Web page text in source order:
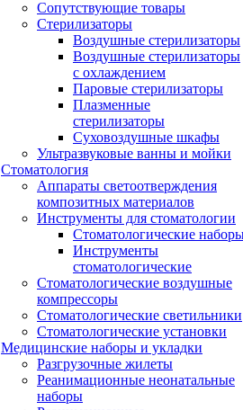
Сопутствующие товары
Стерилизаторы
Воздушные стерилизаторы
Воздушные стерилизаторы
с охлаждением
Паровые стерилизаторы
Плазменные
стерилизаторы
Суховоздушные шкафы
Ультразвуковые ванны и мойки
Стоматология
Аппараты светоотверждения
композитных материалов
Инструменты для стоматологии
Стоматологические
Инструменты
стоматологические
Стоматологические воздушные
компрессоры
Стоматологические светильники
Стоматологические установки
Медицинские наборы и укладки
Разгрузочные жилеты
Реанимационные неонатальные
наборы